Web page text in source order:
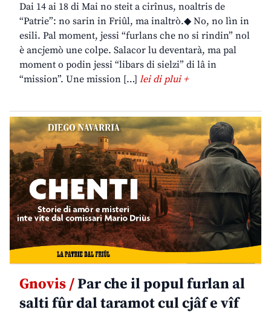
Dai 14 ai 18 di Mai no steit a cirînus, noaltris de
“Patrie”: no sarin in Friûl, ma inaltrò.◆ No, no lìn in
esili. Pal moment, jessi “furlans che no si rindin” nol
è ancjemò une colpe. Salacor lu deventarà, ma pal
moment o podin jessi “libars di sielzi” di lâ in
“mission”. Une mission […] lei di plui +
Gnovis /Par che il popul furlan al
salti fûr dal taramot cul cjâf e vîf